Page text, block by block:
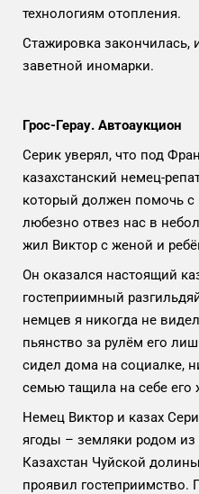
технологиям отопления.
Стажировка закончилась,
заветной иномарки.
Грос-Герау. Автоаукцион
Серик уверял, что под
казахстанский немец-
который должен помочь
любезно отвез нас в
жил Виктор с женой и
Он оказался настоящий
гостеприимный
немцев я никогда не
пьянство за рулём его
сидел дома на социалке,
семью тащила на себе его
Немец Виктор и казах
ягоды – земляки родом из
Казахстан Чуйской
проявил